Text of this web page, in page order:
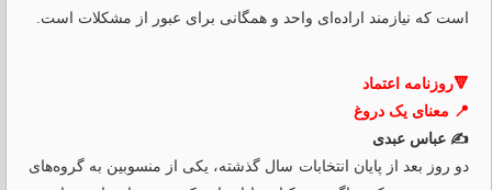
است که نیازمند اراده‌ای واحد و همگانی برای عبور از مشکلات است.
🔻روزنامه اعتماد
📍 معنای یک دروغ
✍️ عباس عبدی
دو روز بعد از پایان انتخابات سال گذشته، یکی از منسوبین به گروه‌های